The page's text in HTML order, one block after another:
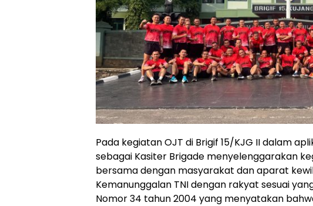
Pada kegiatan OJT di Brigif 15/KJG II dalam
sebagai Kasiter Brigade menyelenggarakan
bersama dengan masyarakat dan aparat
Kemanunggalan TNI dengan rakyat sesuai
Nomor 34 tahun 2004 yang menyatakan